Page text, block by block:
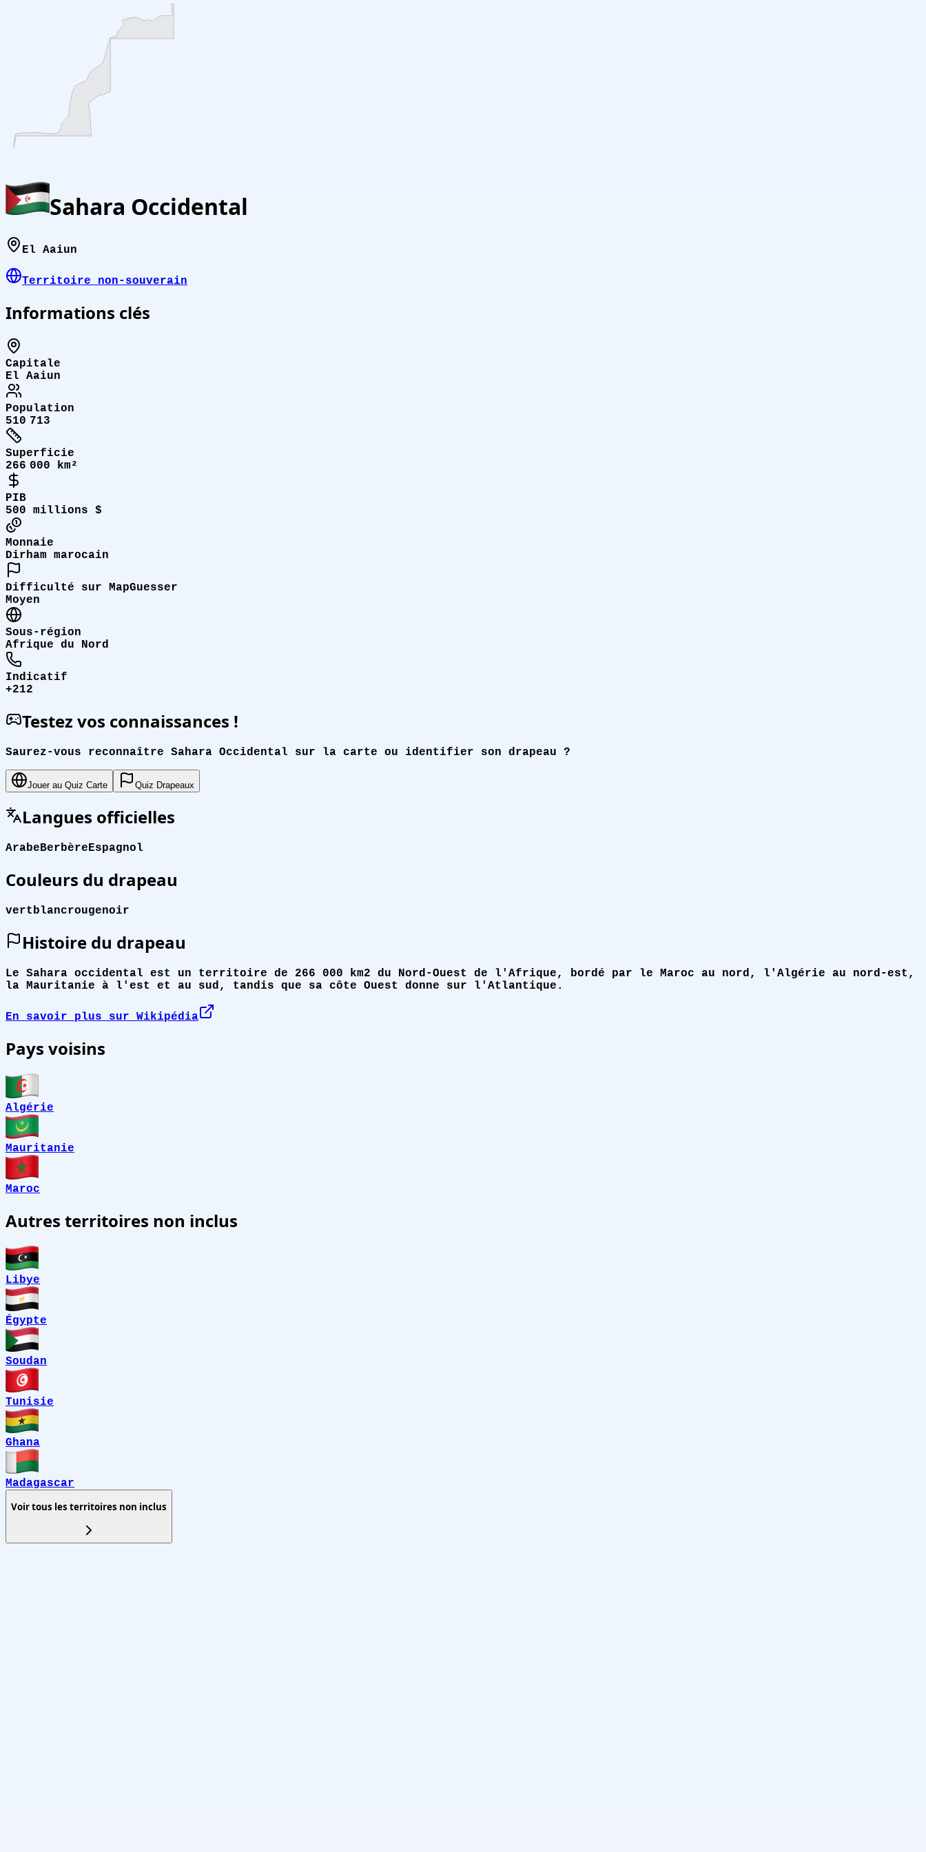
Sahara Occidental
El Aaiun
Territoire non-souverain
Informations clés
Capitale
El Aaiun
Population
510 713
Superficie
266 000 km²
PIB
500 millions $
Monnaie
Dirham marocain
Difficulté sur MapGuesser
Moyen
Sous-région
Afrique du Nord
Indicatif
+212
Testez vos connaissances !
Saurez-vous reconnaître Sahara Occidental sur la carte ou identifier son drapeau ?
Jouer au Quiz Carte Quiz Drapeaux
Langues officielles
ArabeBerbèreEspagnol
Couleurs du drapeau
vertblancrougenoir
Histoire du drapeau
Le Sahara occidental est un territoire de 266 000 km2 du Nord-Ouest de l'Afrique, bordé par le Maroc au nord, l'Algérie au nord-est,
la Mauritanie à l'est et au sud, tandis que sa côte Ouest donne sur l'Atlantique.
En savoir plus sur Wikipédia
Pays voisins
Algérie
Mauritanie
Maroc
Autres territoires non inclus
Libye
Égypte
Soudan
Tunisie
Ghana
Madagascar
Voir tous les territoires non inclus